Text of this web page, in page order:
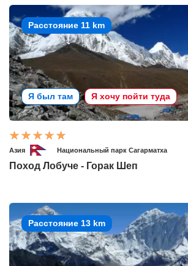
Расстояние 11 km
Я был там Я хочу пойти туда
Азия Национальный парк Сагарматха
Поход Лобуче - Горак Шеп
Расстояние 13 km